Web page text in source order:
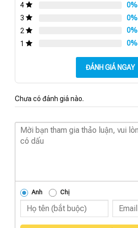
4
0%
3
0%
2
0%
1
0%
ĐÁNH GIÁ NGAY
Chưa có đánh giá nào.
Anh Chị